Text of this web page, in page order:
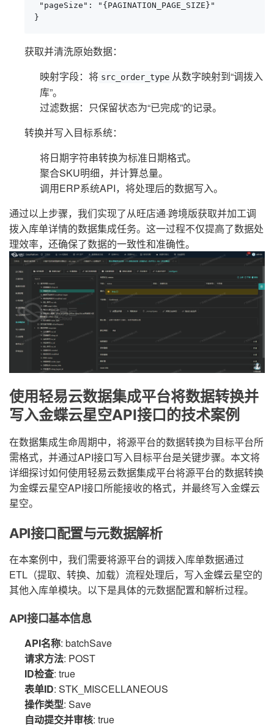
"pageSize": "{PAGINATION_PAGE_SIZE}"
}
获取并清洗原始数据：
映射字段：将 src_order_type 从数字映射到“调拨入
库”。
过滤数据：只保留状态为“已完成”的记录。
转换并写入目标系统：
将日期字符串转换为标准日期格式。
聚合SKU明细，并计算总量。
调用ERP系统API，将处理后的数据写入。
通过以上步骤，我们实现了从旺店通·跨境版获取并加工调
拨入库单详情的数据集成任务。这一过程不仅提高了数据处
理效率，还确保了数据的一致性和准确性。
使用轻易云数据集成平台将数据转换并
写入金蝶云星空API接口的技术案例
在数据集成生命周期中，将源平台的数据转换为目标平台所
需格式，并通过API接口写入目标平台是关键步骤。本文将
详细探讨如何使用轻易云数据集成平台将源平台的数据转换
为金蝶云星空API接口所能接收的格式，并最终写入金蝶云
星空。
API接口配置与元数据解析
在本案例中，我们需要将源平台的调拨入库单数据通过
ETL（提取、转换、加载）流程处理后，写入金蝶云星空的
其他入库单模块。以下是具体的元数据配置和解析过程。
API接口基本信息
API名称: batchSave
请求方法: POST
ID检查: true
表单ID: STK_MISCELLANEOUS
操作类型: Save
自动提交并审核: true